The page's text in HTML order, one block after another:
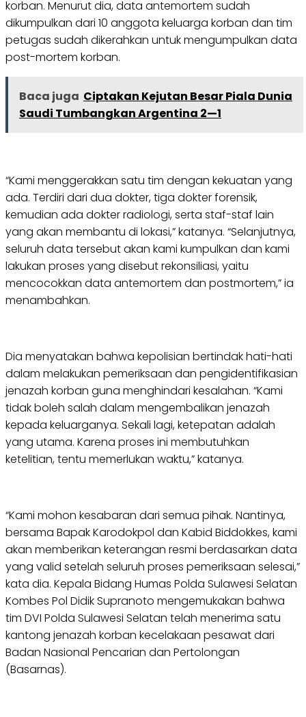
korban. Menurut dia, data antemortem sudah
dikumpulkan dari 10 anggota keluarga korban dan tim
petugas sudah dikerahkan untuk mengumpulkan data
post-mortem korban.
Baca juga Ciptakan Kejutan Besar Piala Dunia
Saudi Tumbangkan Argentina 2—1
“Kami menggerakkan satu tim dengan kekuatan yang
ada. Terdiri dari dua dokter, tiga dokter forensik,
kemudian ada dokter radiologi, serta staf-staf lain
yang akan membantu di lokasi,” katanya. “Selanjutnya,
seluruh data tersebut akan kami kumpulkan dan kami
lakukan proses yang disebut rekonsiliasi, yaitu
mencocokkan data antemortem dan postmortem,” ia
menambahkan.
Dia menyatakan bahwa kepolisian bertindak hati-hati
dalam melakukan pemeriksaan dan pengidentifikasian
jenazah korban guna menghindari kesalahan. “Kami
tidak boleh salah dalam mengembalikan jenazah
kepada keluarganya. Sekali lagi, ketepatan adalah
yang utama. Karena proses ini membutuhkan
ketelitian, tentu memerlukan waktu,” katanya.
“Kami mohon kesabaran dari semua pihak. Nantinya,
bersama Bapak Karodokpol dan Kabid Biddokkes, kami
akan memberikan keterangan resmi berdasarkan data
yang valid setelah seluruh proses pemeriksaan selesai,”
kata dia. Kepala Bidang Humas Polda Sulawesi Selatan
Kombes Pol Didik Supranoto mengemukakan bahwa
tim DVI Polda Sulawesi Selatan telah menerima satu
kantong jenazah korban kecelakaan pesawat dari
Badan Nasional Pencarian dan Pertolongan
(Basarnas).